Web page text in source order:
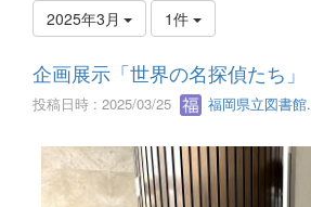
2025年3月 1件
企画展示「世界の名探偵たち」
投稿日時 : 2025/03/25 福岡県立図書館.